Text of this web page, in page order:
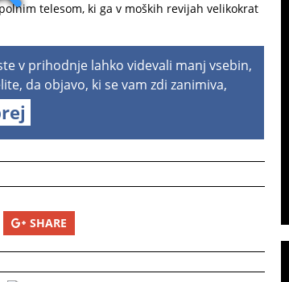
telesom, ki ga v moških revijah velikokrat
v prihodnje lahko videvali manj vsebin,
da objavo, ki se vam zdi zanimiva,
SHARE